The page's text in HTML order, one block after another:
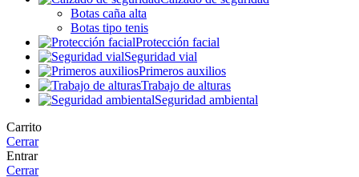
Botas caña alta
Botas tipo tenis
Protección facial
Seguridad vial
Primeros auxilios
Trabajo de alturas
Seguridad ambiental
Carrito
Cerrar
Entrar
Cerrar